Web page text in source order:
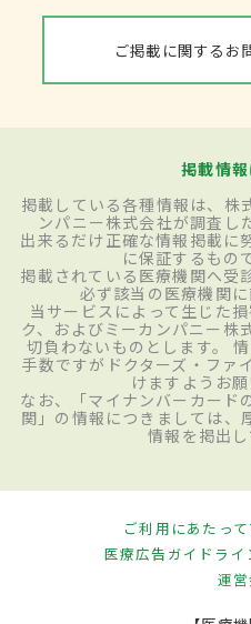
ご掲載に関するお
掲載情
掲載している各種情報は、株
ンパニー株式会社が調査し
出来るだけ正確な情報掲載に
に保証するもの
掲載されている医療機関へ受
必ず該当の医療機関に
当サービスによって生じた
ク、およびミーカンパニー株
切負わないものとします。
手数ですがドクターズ・ファ
けますようお願
なお、「マイナンバーカード
関」の情報につきましては、
情報を掲出し
ご利用にあたって
医療広告ガイドライ
運